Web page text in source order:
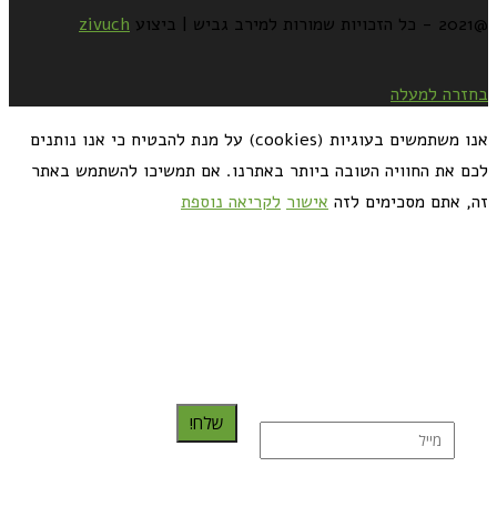
@2021 - כל הזכויות שמורות למירב גביש | ביצוע zivuch
בחזרה למעלה
אנו משתמשים בעוגיות (cookies) על מנת להבטיח כי אנו נותנים
לכם את החוויה הטובה ביותר באתרנו. אם תמשיכו להשתמש באתר
זה, אתם מסכימים לזה אישור לקריאה נוספת
שלח!